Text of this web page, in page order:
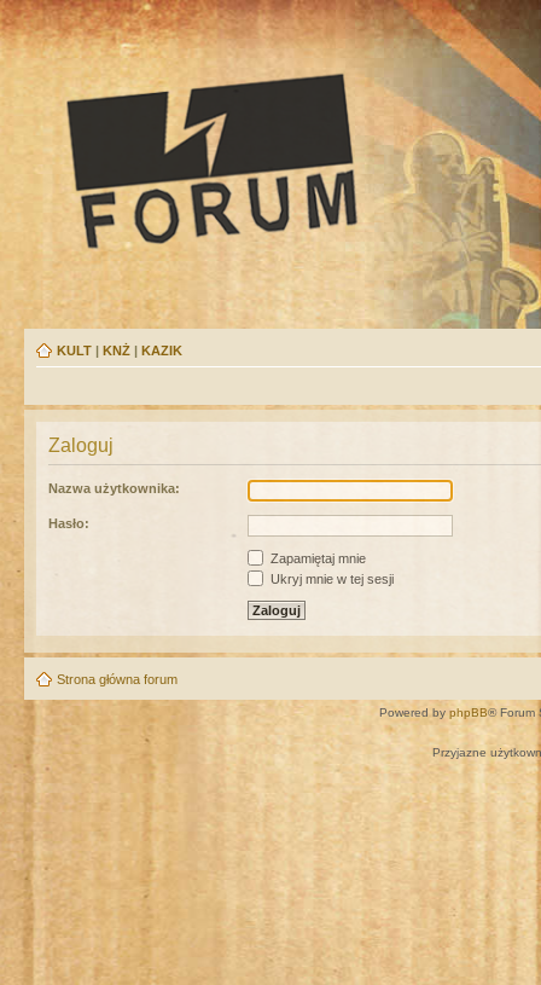
KULT | KNŻ | KAZIK
Zaloguj
Nazwa użytkownika:
Hasło:
Zapamiętaj mnie
Ukryj mnie w tej sesji
Strona główna forum
Powered by phpBB® Forum
Przyjazne